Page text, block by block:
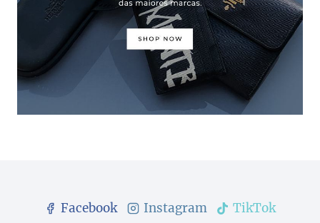
Facebook Instagram
TikTok